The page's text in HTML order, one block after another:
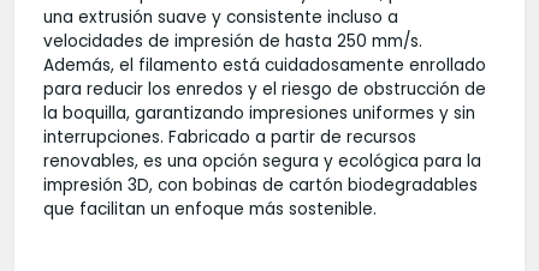
una extrusión suave y consistente incluso a
velocidades de impresión de hasta 250 mm/s.
Además, el filamento está cuidadosamente enrollado
para reducir los enredos y el riesgo de obstrucción de
la boquilla, garantizando impresiones uniformes y sin
interrupciones. Fabricado a partir de recursos
renovables, es una opción segura y ecológica para la
impresión 3D, con bobinas de cartón biodegradables
que facilitan un enfoque más sostenible.